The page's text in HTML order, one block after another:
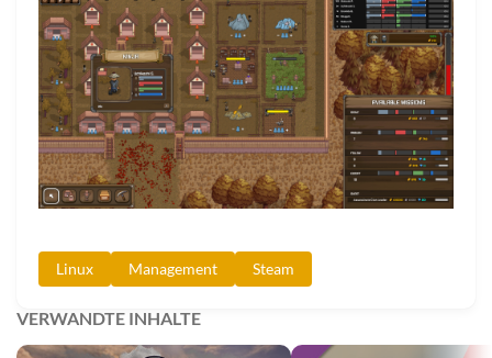
Linux Management Steam
VERWANDTE INHALTE